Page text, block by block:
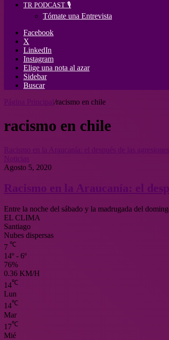
TR PODCAST 🎙️
Tómate una Entrevista
Facebook
X
LinkedIn
Instagram
Elige una nota al azar
Sidebar
Buscar
Página Principal /racismo en chile
racismo en chile
Racismo en la Araucanía: el después de las
Noticias
Agosto 5, 2020
Racismo en la Araucanía: el
Entre la noche del sábado y la madrugada del
EL CLIMA
Santiago
Nubes dispersas
7 ℃
14º - 6º
76%
0.36 KM/H
14℃
Lun
14℃
Mar
17℃
Mié